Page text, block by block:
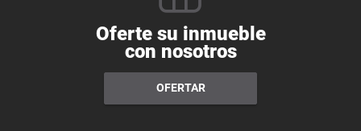
Oferte su inmueble
con nosotros
OFERTAR